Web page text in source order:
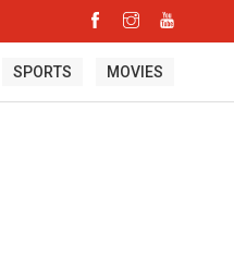
SPORTS MOVIES